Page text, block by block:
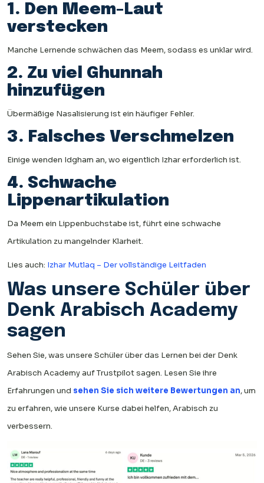
1. Den Meem-Laut
verstecken
Manche Lernende schwächen das Meem, sodass es unklar wird.
2. Zu viel Ghunnah
hinzufügen
Übermäßige Nasalisierung ist ein häufiger Fehler.
3. Falsches Verschmelzen
Einige wenden Idgham an, wo eigentlich Izhar erforderlich ist.
4. Schwache
Lippenartikulation
Da Meem ein Lippenbuchstabe ist, führt eine schwache
Artikulation zu mangelnder Klarheit.
Lies auch: Izhar Mutlaq – Der vollständige Leitfaden
Was unsere Schüler über
Denk Arabisch Academy
sagen
Sehen Sie, was unsere Schüler über das Lernen bei der Denk
Arabisch Academy auf Trustpilot sagen. Lesen Sie ihre
Erfahrungen und sehen Sie sich weitere Bewertungen an, um
zu erfahren, wie unsere Kurse dabei helfen, Arabisch zu
verbessern.